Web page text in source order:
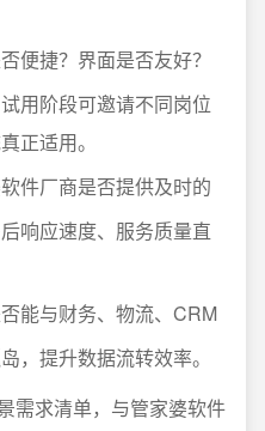
便捷？界面是否友好？
用阶段可邀请不同岗位
正适用。
件厂商是否提供及时的
响应速度、服务质量直
能与财务、物流、CRM
，提升数据流转效率。
需求清单，与管家婆软件